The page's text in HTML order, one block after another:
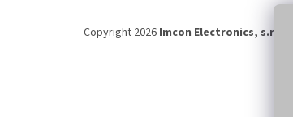
Copyright 2026 Imcon Electronics, s.r.o.